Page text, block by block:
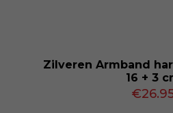
Zilveren Armband
16 + 3
€